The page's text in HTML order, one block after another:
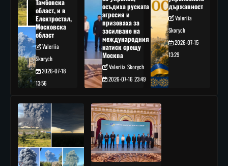
Тамбовска
област, и в
Електростал,
Московска
област
Valeriia
Skorych
2026-07-18
13:56
осъдиха руската
агресия и
призоваха за
засилване на
международния
натиск срещу
Москва
Valeriia Skorych
2026-07-16 23:49
държавност
Valeriia
Skorych
2026-07-15
13:29